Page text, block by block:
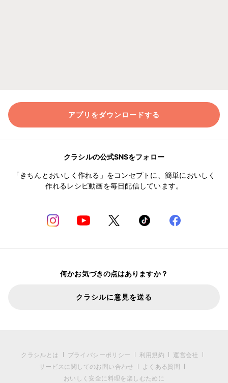
アプリをダウンロードする
クラシルの公式SNSをフォロー
「きちんとおいしく作れる」をコンセプトに、簡単においしく
作れるレシピ動画を毎日配信しています。
何かお気づきの点はありますか？
クラシルに意見を送る
クラシルとは プライバシーポリシー 利用規約
運営会社
サービスに関してのお問い合わせ
よくある質問
おいしく安全に料理を楽しむために